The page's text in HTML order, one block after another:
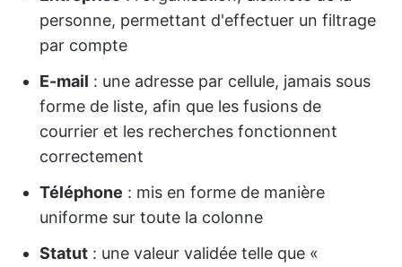
personne, permettant d'effectuer un filtrage
par compte
E-mail : une adresse par cellule, jamais sous
forme de liste, afin que les fusions de
courrier et les recherches fonctionnent
correctement
Téléphone : mis en forme de manière
uniforme sur toute la colonne
Statut : une valeur validée telle que «